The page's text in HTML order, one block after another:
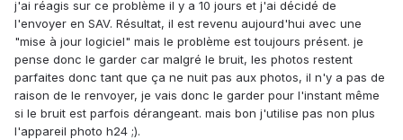
j'ai réagis sur ce problème il y a 10 jours et j'ai décidé de
l'envoyer en SAV. Résultat, il est revenu aujourd'hui avec une
"mise à jour logiciel" mais le problème est toujours présent. je
pense donc le garder car malgré le bruit, les photos restent
parfaites donc tant que ça ne nuit pas aux photos, il n'y a pas de
raison de le renvoyer, je vais donc le garder pour l'instant même
si le bruit est parfois dérangeant. mais bon j'utilise pas non plus
l'appareil photo h24 ;).